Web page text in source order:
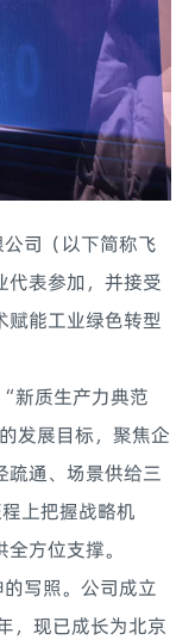
司（以下简称飞
代表参加，并接受
赋能工业绿色转型
新质生产力典范
发展目标，聚焦企
疏通、场景供给三
上把握战略机
方位支撑。
写照。公司成立
，现已成长为北京